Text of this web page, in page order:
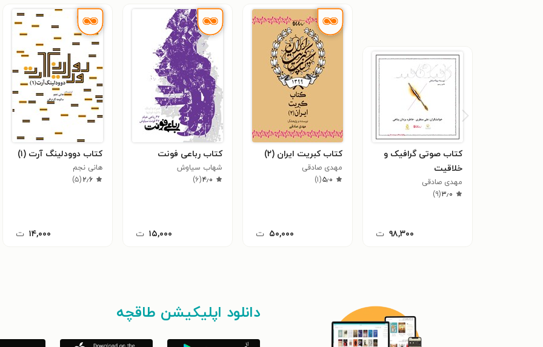
کتاب صوتی گرافیک و
خلاقیت
مهدی صادقی
۳٫۰(۹)
۹۸,۳۰۰ ت
کتاب کبریت ایران (۲)
مهدی صادقی
۵٫۰(۱)
۵۰,۰۰۰ ت
کتاب رباعی فونت
شهاب سیاوش
۴٫۰(۶)
۱۵,۰۰۰ ت
کتاب دوودلینگ آرت (۱)
هانی نجم
۲٫۶(۵)
۱۴,۰۰۰ ت
دانلود اپلیکیشن طاقچه